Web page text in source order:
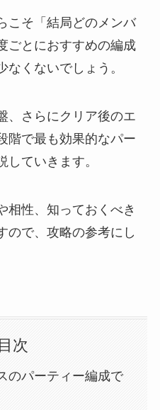
こそ「結局どのメンバ
ごとにおすすめの編成
くないでしょう。
、さらにクリア後のエ
階で最も効果的なパー
ていきます。
相性、知っておくべき
ので、攻略の参考にし
目次
のパーティー編成で